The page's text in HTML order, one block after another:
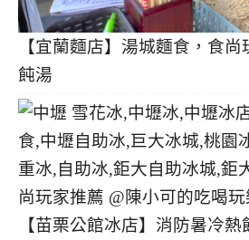
【宜蘭麵店】湯城麵食，食
飩湯
【苗栗公館冰店】消防暑冷